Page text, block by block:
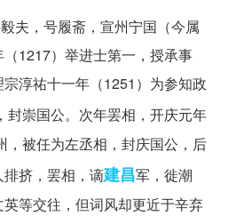
夫，号履斋，宣州宁国（今属
1217）举进士第一，授承事
淳祐十一年（1251）为参知政
封崇国公。次年罢相，开庆元年
，被任为左丞相，封庆国公，后
挤，罢相，谪建昌军，徙潮
等交往，但词风却更近于辛弃